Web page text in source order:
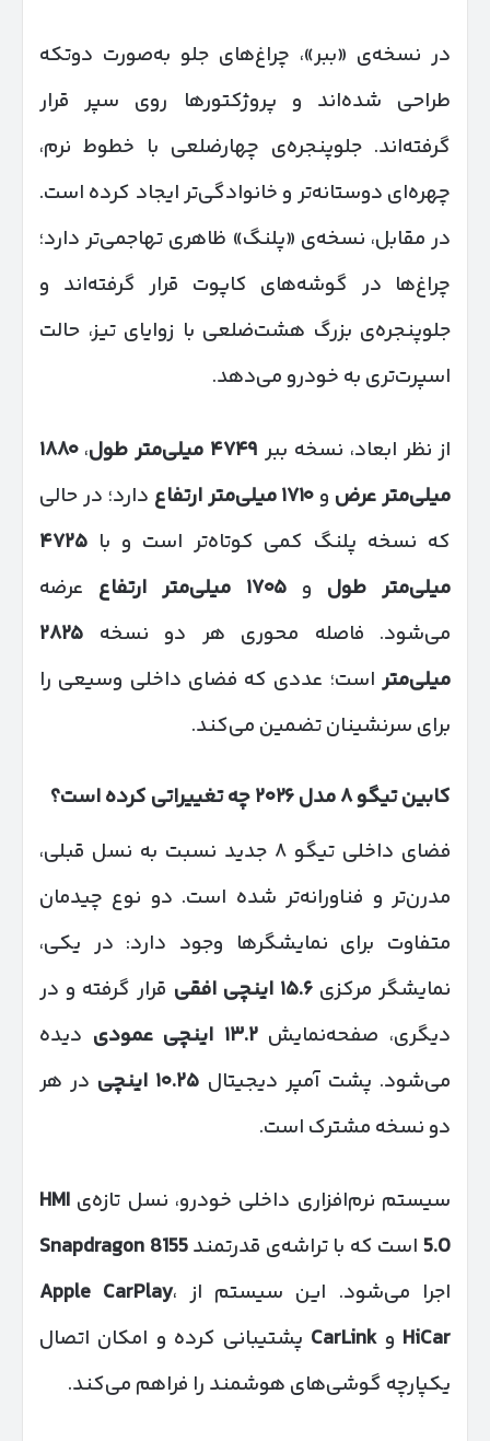
در نسخه‌ی «ببر»، چراغ‌های جلو به‌صورت دو‌تکه
طراحی شده‌اند و پروژکتورها روی سپر قرار
گرفته‌اند. جلوپنجره‌ی چهارضلعی با خطوط نرم،
چهره‌ای دوستانه‌تر و خانوادگی‌تر ایجاد کرده است.
در مقابل، نسخه‌ی «پلنگ» ظاهری تهاجمی‌تر دارد؛
چراغ‌ها در گوشه‌های کاپوت قرار گرفته‌اند و
جلوپنجره‌ی بزرگ هشت‌ضلعی با زوایای تیز، حالت
اسپرت‌تری به خودرو می‌دهد.
از نظر ابعاد، نسخه ببر ۴۷۴۹ میلی‌متر طول،۱۸۸۰
میلی‌متر عرض و۱۷۱۰میلی‌متر ارتفاع دارد؛ در حالی
که نسخه پلنگ کمی کوتاه‌تر است و با ۴۷۲۵
میلی‌متر طول و ۱۷۰۵ میلی‌متر ارتفاع عرضه
می‌شود. فاصله محوری هر دو نسخه ۲۸۲۵
میلی‌متر است؛ عددی که فضای داخلی وسیعی را
برای سرنشینان تضمین می‌کند.
کابین تیگو۸مدل۲۰۲۶چه تغییراتی کرده است؟
فضای داخلی تیگو ۸ جدید نسبت به نسل قبلی،
مدرن‌تر و فناورانه‌تر شده است. دو نوع چیدمان
متفاوت برای نمایشگرها وجود دارد: در یکی،
نمایشگر مرکزی۱۵.۶ اینچی افقی قرار گرفته و در
دیگری، صفحه‌نمایش۱۳.۲ اینچی عمودی دیده
می‌شود. پشت آمپر دیجیتال ۱۰.۲۵ اینچی در هر
دو نسخه مشترک است.
سیستم نرم‌افزاری داخلی خودرو، نسل تازه‌ی HMI
5.0 است که با تراشه‌ی قدرتمندSnapdragon 8155
اجرا می‌شود. این سیستم از Apple CarPlay،
HiCar وCarLink پشتیبانی کرده و امکان اتصال
یکپارچه گوشی‌های هوشمند را فراهم می‌کند.